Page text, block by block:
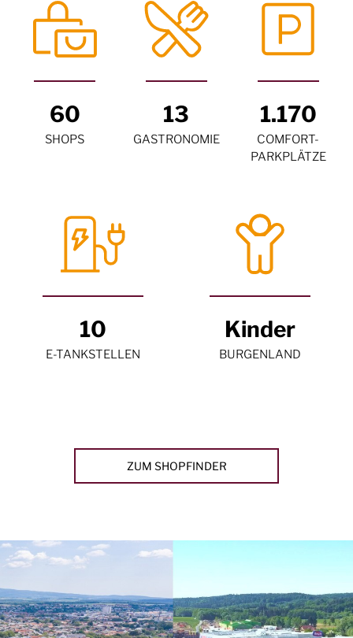
60
SHOPS
13
GASTRONOMIE
1.170
COMFORT-
PARKPLÄTZE
10
E-TANKSTELLEN
Kinder
BURGENLAND
ZUM SHOPFINDER